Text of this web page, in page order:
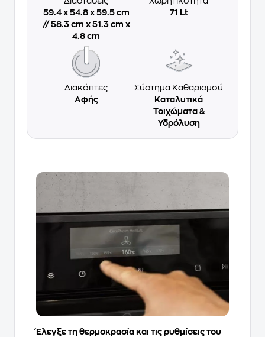
59.4 x 54.8 x 59.5 cm
// 58.3 cm x 51.3 cm x
4.8 cm
71 Lt
Διακόπτες
Αφής
Σύστημα Καθαρισμού
Καταλυτικά
Τοιχώματα &
Υδρόλυση
Έλεγξε τη θερμοκρασία και τις ρυθμίσεις του